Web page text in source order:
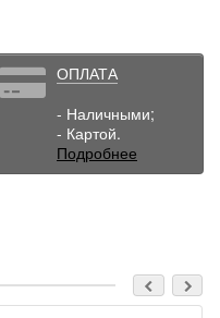
ОПЛАТА
- Наличными;
- Картой.
Подробнее